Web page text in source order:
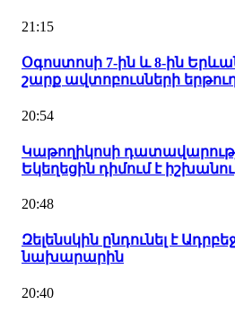
21:15
Օգոստոսի 7-ին և 8-ին
շարք ավտոբուսների
20:54
Կաթողիկոսի
Եկեղեցին դիմում է
20:48
Զելենսկին ընդունել է
նախարարին
20:40